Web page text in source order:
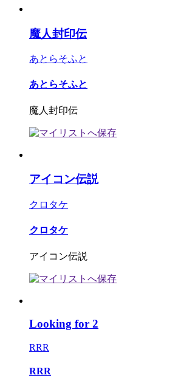
魔人封印伝
あとらそふと
あとらそふと
魔人封印伝
アイコン伝説
クロタケ
クロタケ
アイコン伝説
Looking for 2
RRR
RRR